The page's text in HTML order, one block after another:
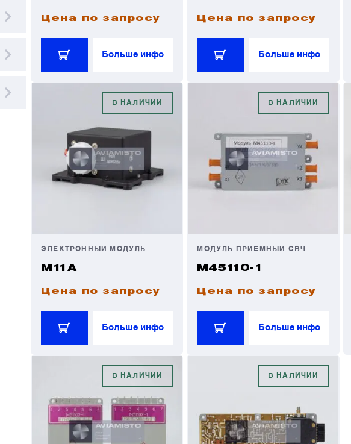
Цена по запросу
Больше инфо
Цена по запросу
Больше инфо
В НАЛИЧИИ
ЭЛЕКТРОННЫЙ МОДУЛЬ
М11А
Цена по запросу
Больше инфо
В НАЛИЧИИ
МОДУЛЬ ПРИЁМНЫЙ СВЧ
М45110-1
Цена по запросу
Больше инфо
В НАЛИЧИИ В НАЛИЧИИ